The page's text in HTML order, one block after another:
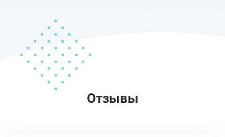
Отзывы